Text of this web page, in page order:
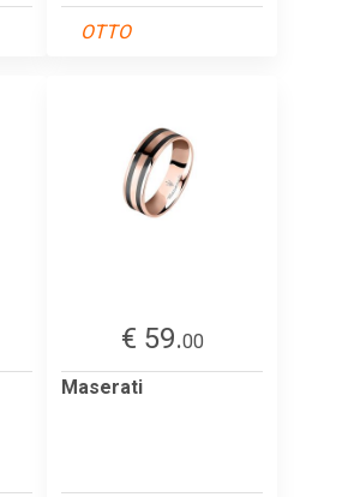
OTTO
€ 59.00
Maserati